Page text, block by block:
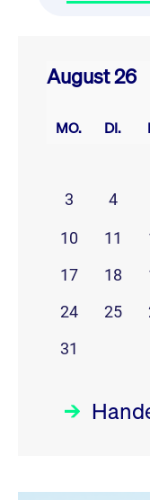
August 26
MO. DI.
3
4
10 11
17
18
24
25
31